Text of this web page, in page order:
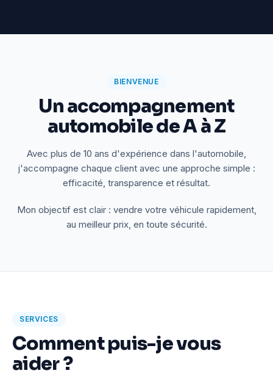
BIENVENUE
Un accompagnement
automobile de A à Z
Avec plus de 10 ans d'expérience dans l'automobile,
j'accompagne chaque client avec une approche simple :
efficacité, transparence et résultat.
Mon objectif est clair : vendre votre véhicule rapidement,
au meilleur prix, en toute sécurité.
SERVICES
Comment puis-je vous
aider ?